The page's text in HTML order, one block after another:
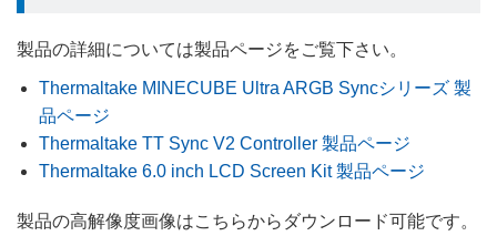
製品の詳細については製品ページをご覧下さい。
Thermaltake MINECUBE Ultra ARGB Syncシリーズ 製
品ページ
Thermaltake TT Sync V2 Controller 製品ページ
Thermaltake 6.0 inch LCD Screen Kit 製品ページ
製品の高解像度画像はこちらからダウンロード可能です。